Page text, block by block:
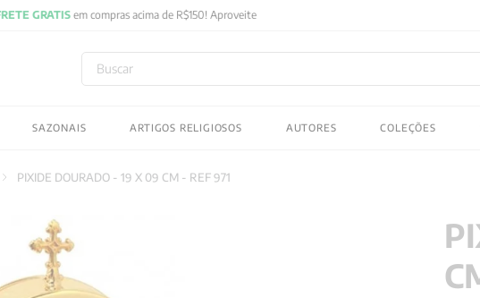
FRETE GRATISem compras acima de R$150! Aproveite
Buscar
SAZONAIS ARTIGOS RELIGIOSOS AUTORES COLEÇÕES
PIXIDE DOURADO - 19 X 09 CM - REF 971
2027
jung
byung chul han
6º pré venda